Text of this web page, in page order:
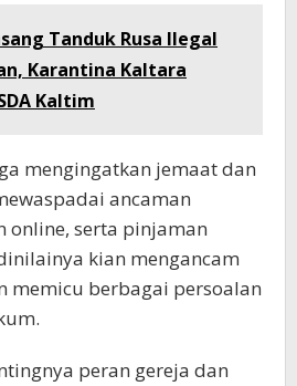
Tanduk Rusa Ilegal
Karantina Kaltara
Kaltim
mengingatkan jemaat dan
ancaman
online, serta pinjaman
kian mengancam
memicu berbagai persoalan
peran gereja dan